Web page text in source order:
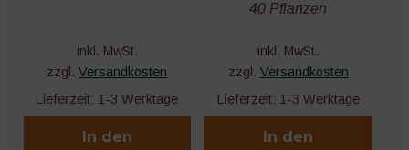
inkl. MwSt.
zzgl.Versandkosten
Lieferzeit: 1-3 Werktage
In den
40 Pflanzen
inkl. MwSt.
zzgl. Versandkosten
Lieferzeit: 1-3 Werktage
In den